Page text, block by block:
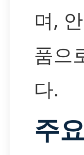
며,
품으
다.
주